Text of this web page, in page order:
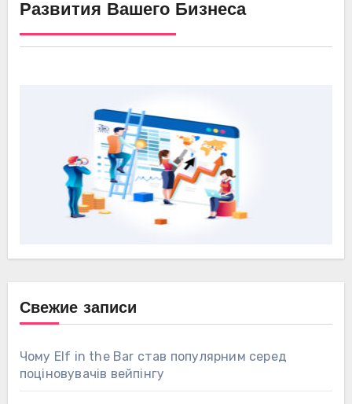
Развития Вашего Бизнеса
Свежие записи
Чому Elf in the Bar став популярним серед
поціновувачів вейпінгу